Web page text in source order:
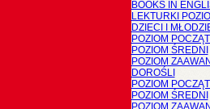
BOOKS IN
LEKTURKI
DZIECI I
POZIOM
POZIOM ŚREDNI
POZIOM
DOROŚLI
POZIOM
POZIOM ŚREDNI
POZIOM